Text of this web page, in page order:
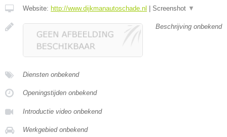
Website: http://www.dijkmanautoschade.nl Screenshot ▼
Beschrijving onbekend
Diensten onbekend
Openingstijden onbekend
Introductie video onbekend
Werkgebied onbekend